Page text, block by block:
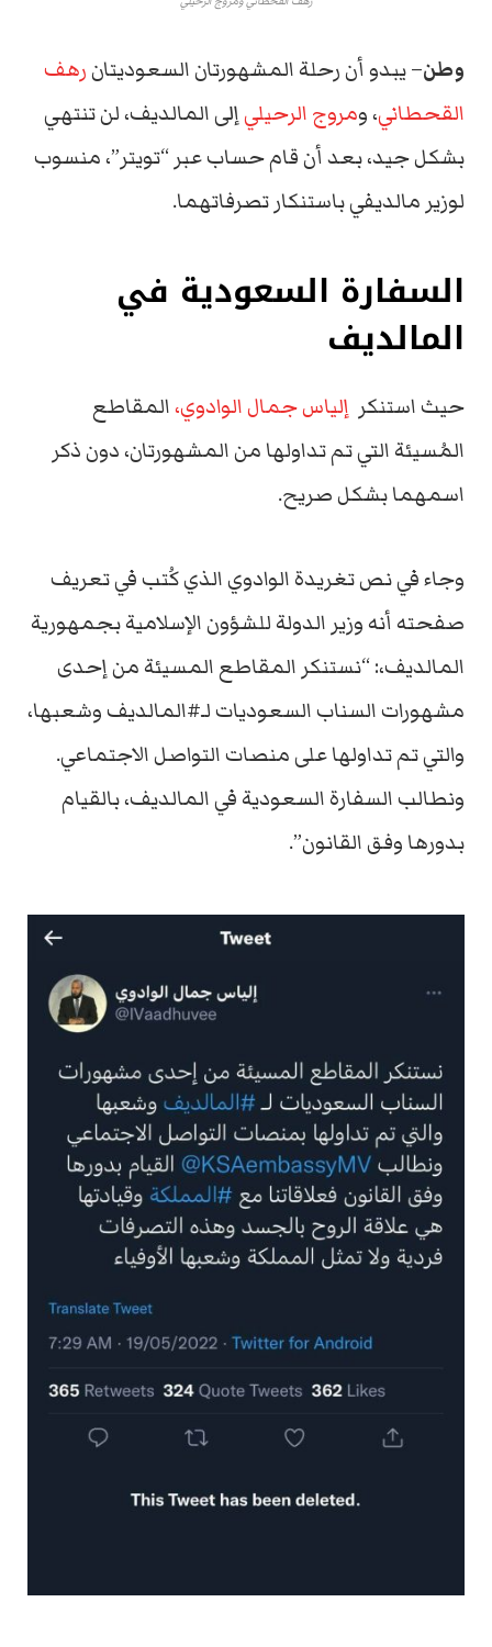
وطن– يبدو أن رحلة المشهورتان السعوديتانرهف
القحطاني، ومروج الرحيليإلى المالديف، لن تنتهي
بشكل جيد، بعد أن قام حساب عبر “تويتر”، منسوب
لوزير مالديفي باستنكار تصرفاتهما.
السفارة السعودية في
المالديف
حيث استنكر إلياس جمال الوادوي،المقاطع
المُسيئة التي تم تداولها من المشهورتان، دون ذكر
اسمهما بشكل صريح.
وجاء في نص تغريدة الوادوي الذي كُتب في تعريف
صفحته أنه وزير الدولة للشؤون الإسلامية بجمهورية
المالديف،: “نستنكر المقاطع المسيئة من إحدى
مشهورات السناب السعوديات لـ#المالديف وشعبها،
والتي تم تداولها على منصات التواصل الاجتماعي.
ونطالب السفارة السعودية في المالديف، بالقيام
بدورها وفق القانون”.